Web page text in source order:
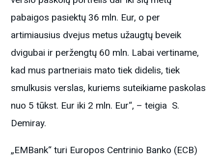
pabaigos pasiektų 36 mln. Eur, o per
artimiausius dvejus metus užaugtų beveik
dvigubai ir peržengtų 60 mln. Labai vertiname,
kad mus partneriais mato tiek didelis, tiek
smulkusis verslas, kuriems suteikiame paskolas
nuo 5 tūkst. Eur iki 2 mln. Eur“, – teigia S.
Demiray.
„EMBank“ turi Europos Centrinio Banko (ECB)